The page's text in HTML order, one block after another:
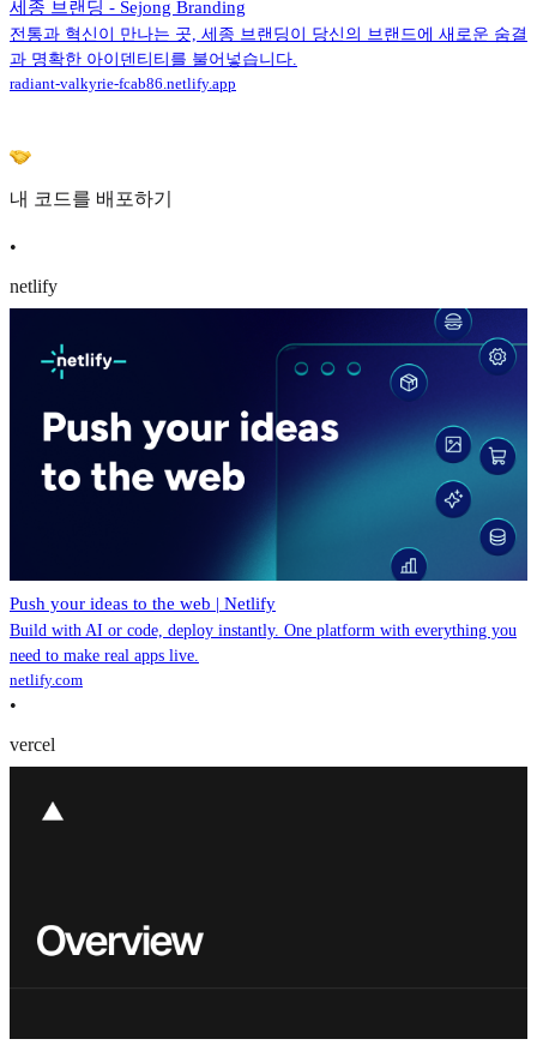
세종 브랜딩 - Sejong Branding
전통과 혁신이 만나는 곳, 세종 브랜딩이 당신의 브랜드에 새로운 숨결
과 명확한 아이덴티티를 불어넣습니다.
radiant-valkyrie-fcab86.netlify.app
내 코드를 배포하기
•
netlify
Push your ideas to the web | Netlify
Build with AI or code, deploy instantly. One platform with everything you
need to make real apps live.
netlify.com
•
vercel